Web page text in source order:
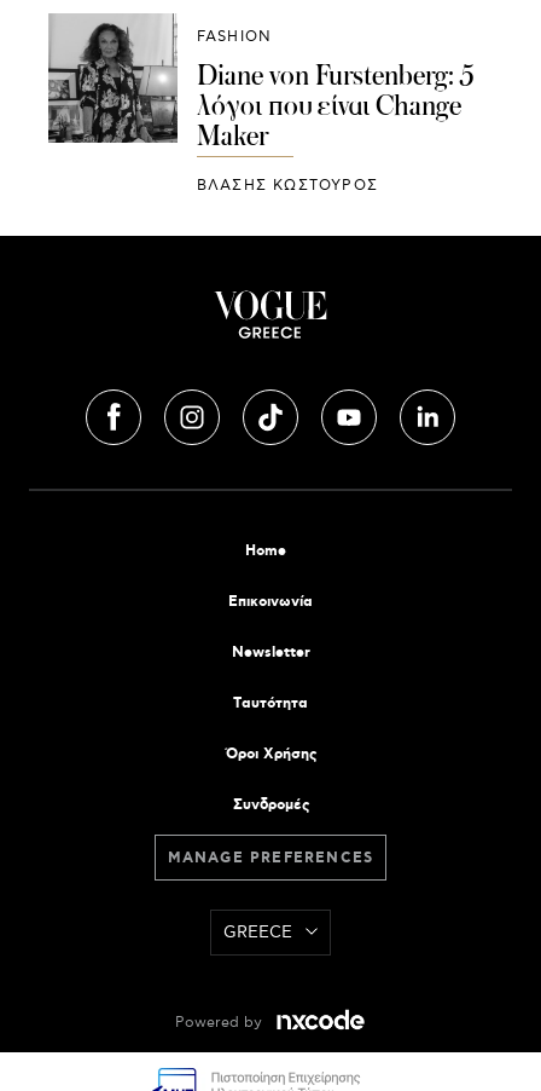
FASHION
Diane von Furstenberg: 5
λόγοι που είναι Change
Maker
ΒΛΑΣΗΣ ΚΩΣΤΟΥΡΟΣ
Home
Επικοινωνία
Newsletter
Tαυτότητα
Όροι Χρήσης
Συνδρομές
MANAGE PREFERENCES
GREECE
Powered by